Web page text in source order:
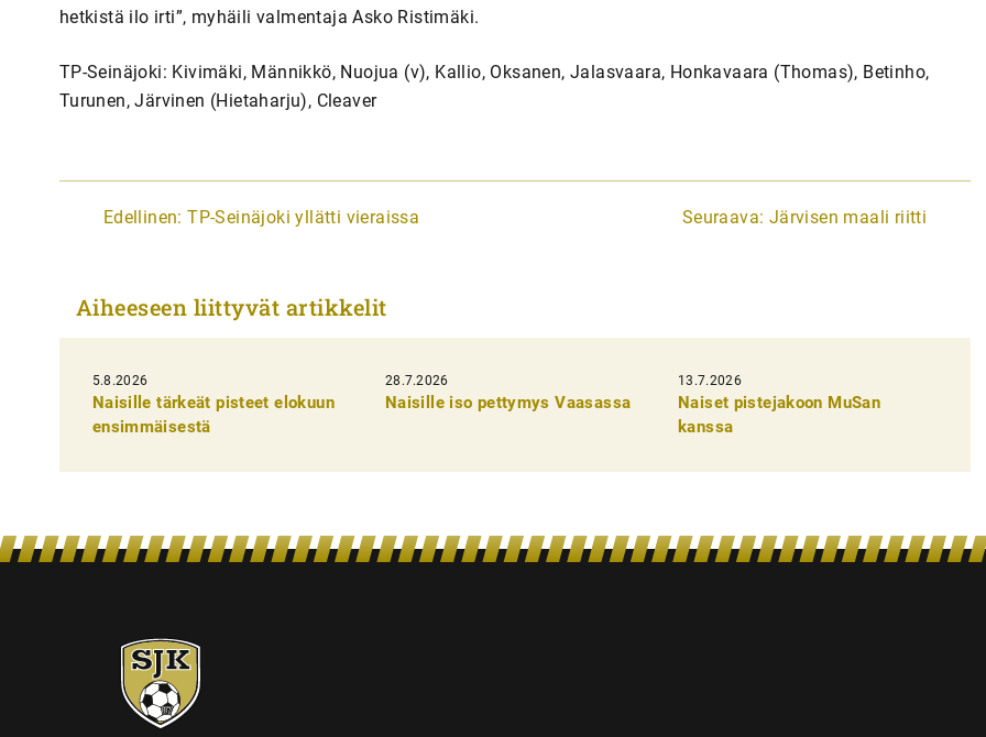
hetkistä ilo irti”, myhäili valmentaja Asko Ristimäki.
TP-Seinäjoki: Kivimäki, Männikkö, Nuojua (v), Kallio, Oksanen, Jalasvaara, Honkavaara (Thomas), Betinho,
Turunen, Järvinen (Hietaharju), Cleaver
A
i
k
e
n
Edellinen: TP-Seinäjoki yllätti vieraissa Seuraava: Järvisen maali riitti
Aiheeseen liittyvät artikkelit
5.8.2026
Naisille tärkeät pisteet elokuun
ensimmäisestä
28.7.2026
Naisille iso pettymys Vaasassa
13.7.2026
Naiset pistejakoon MuSan
kanssa
SJK-
juniorit